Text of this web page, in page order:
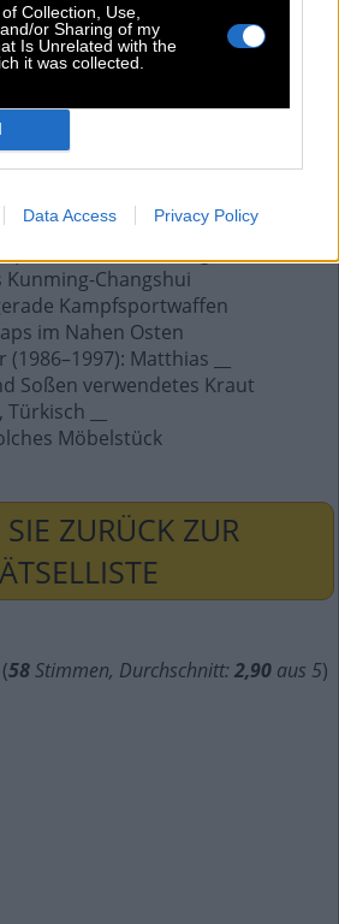
Collection, Use,
or Sharing of my
Is Unrelated with the
it was collected.
Data Access Privacy Policy
aus diesem Rätsel:
Atlanta
für vorhandene Küche
auf
oder ein Event
auf den Rücken gelegt
Süß- und Meerwasser
Kunming-Changshui
Kampfsportwaffen
im Nahen Osten
Matthias __
Soßen verwendetes Kraut
__
Möbelstück
ZURÜCK ZUR
(58Stimmen, Durchschnitt: 2,90 aus 5)